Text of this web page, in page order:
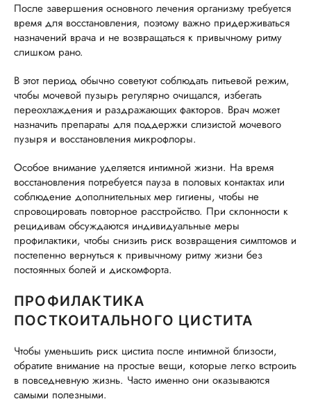
После завершения основного лечения организму требуется
время для восстановления, поэтому важно придерживаться
назначений врача и не возвращаться к привычному ритму
слишком рано.
В этот период обычно советуют соблюдать питьевой режим,
чтобы мочевой пузырь регулярно очищался, избегать
переохлаждения и раздражающих факторов. Врач может
назначить препараты для поддержки слизистой мочевого
пузыря и восстановления микрофлоры.
Особое внимание уделяется интимной жизни. На время
восстановления потребуется пауза в половых контактах или
соблюдение дополнительных мер гигиены, чтобы не
спровоцировать повторное расстройство. При склонности к
рецидивам обсуждаются индивидуальные меры
профилактики, чтобы снизить риск возвращения симптомов и
постепенно вернуться к привычному ритму жизни без
постоянных болей и дискомфорта.
ПРОФИЛАКТИКА
ПОСТКОИТАЛЬНОГО ЦИСТИТА
Чтобы уменьшить риск цистита после интимной близости,
обратите внимание на простые вещи, которые легко встроить
в повседневную жизнь. Часто именно они оказываются
самыми полезными.